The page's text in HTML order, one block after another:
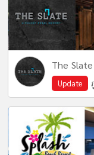
The
Update